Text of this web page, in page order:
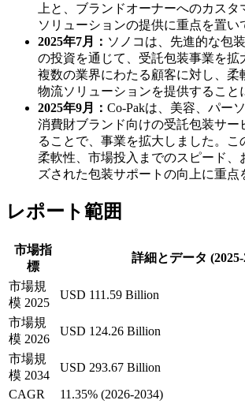
上と、ブランドオーナーへのカス
ソリューションの提供に重点を置い
2025年7月： ソノコは、先進的な包
の投資を通じて、受託包装事業を拡
複数の業界にわたる顧客に対し、柔
物流ソリューションを提供すること
2025年9月： Co-Pakは、美容、パー
消費財ブランド向けの受託包装サー
ることで、事業を拡大しました。こ
柔軟性、市場投入までのスピード、
ズされた包装サポートの向上に重点
レポート範囲
市場指
標
詳細とデータ (2025-
市場規
模 2025
USD 111.59 Billion
市場規
模 2026
USD 124.26 Billion
市場規
模 2034
USD 293.67 Billion
CAGR
11.35% (2026-2034)